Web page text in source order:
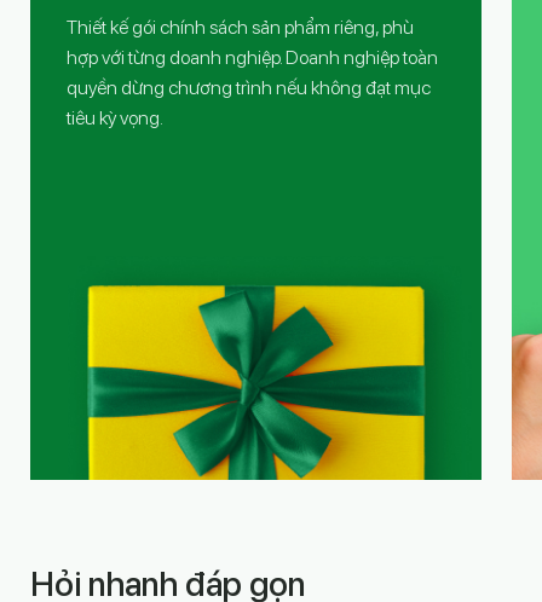
Thiết kế gói chính sách sản phẩm riêng, phù
hợp với từng doanh nghiệp. Doanh nghiệp toàn
quyền dừng chương trình nếu không đạt mục
tiêu kỳ vọng.
Hỏi nhanh đáp gọn